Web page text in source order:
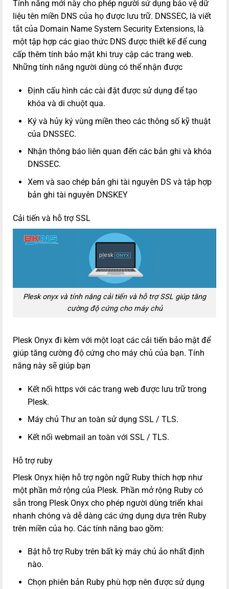
Tính năng mới này cho phép người sử dụng bảo vệ dữ
liệu tên miền DNS của họ được lưu trữ. DNSSEC, là viết
tắt của Domain Name System Security Extensions, là
một tập hợp các giao thức DNS được thiết kế để cung
cấp thêm tính bảo mật khi truy cập các trang web.
Những tính năng người dùng có thể nhận được
Định cấu hình các cài đặt được sử dụng để tạo
khóa và di chuột qua.
Ký và hủy ký vùng miền theo các thông số kỹ thuật
của DNSSEC.
Nhận thông báo liên quan đến các bản ghi và khóa
DNSSEC.
Xem và sao chép bản ghi tài nguyên DS và tập hợp
bản ghi tài nguyên DNSKEY
Cải tiến và hỗ trợ SSL
Plesk onyx và tính năng cải tiến và hỗ trợ SSL giúp tăng
cường độ cứng cho máy chủ
Plesk Onyx đi kèm với một loạt các cải tiến bảo mật để
giúp tăng cường độ cứng cho máy chủ của bạn. Tính
năng này sẽ giúp bạn
Kết nối https với các trang web được lưu trữ trong
Plesk.
Máy chủ Thư an toàn sử dụng SSL / TLS.
Kết nối webmail an toàn với SSL / TLS.
Hỗ trợ ruby
Plesk Onyx hiện hỗ trợ ngôn ngữ Ruby thích hợp như
một phần mở rộng của Plesk. Phần mở rộng Ruby có
sẵn trong Plesk Onyx cho phép người dùng triển khai
nhanh chóng và dễ dàng các ứng dụng dựa trên Ruby
trên miền của họ. Các tính năng bao gồm:
Bật hỗ trợ Ruby trên bất kỳ máy chủ ảo nhất định
nào.
Chọn phiên bản Ruby phù hợp nên được sử dụng